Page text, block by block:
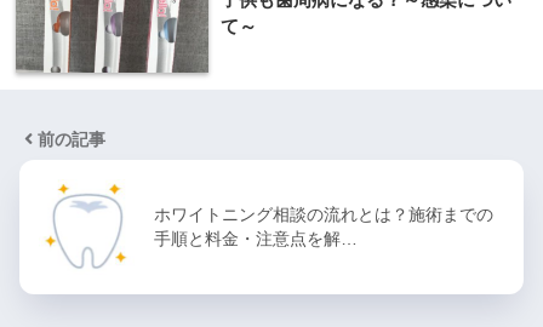
て～
前の記事
ホワイトニング相談の流れとは？施術までの
手順と料金・注意点を解…